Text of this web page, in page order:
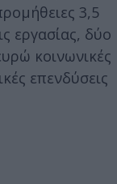
3,5
εργασίας, δύο
κοινωνικές
επενδύσεις